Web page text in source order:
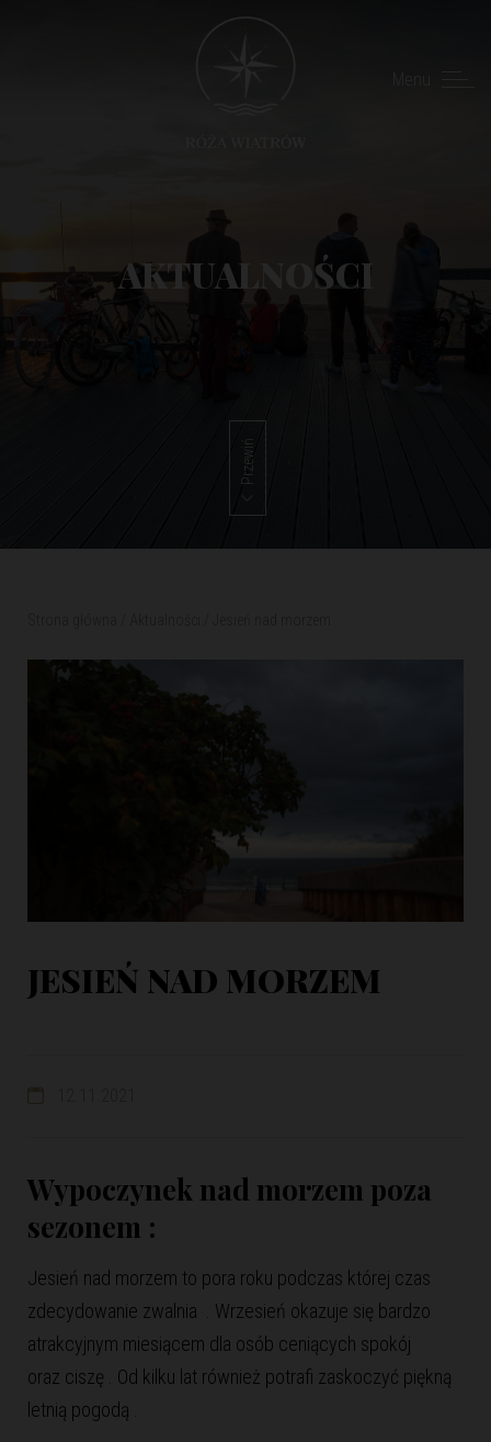
AKTUALNOŚCI
Przewiń
JESIEŃ NAD MORZEM
Wypoczynek nad morzem poza
sezonem :
Jesień nad morzem to pora roku podczas której czas
zdecydowanie zwalnia . Wrzesień okazuje się bardzo
atrakcyjnym miesiącem dla osób ceniących spokój
oraz ciszę . Od kilku lat również potrafi zaskoczyć piękną
letnią pogodą .